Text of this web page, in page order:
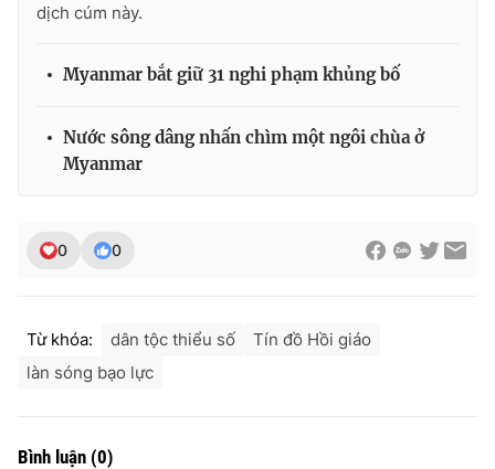
Ðiện thoại Thời báo VTV:
Liên hệ quảng cáo:024-7300.7108
® Cấm sao chép dưới mọi hình thức nếu không có sự chấp
dịch cúm này.
Myanmar bắt giữ 31 nghi phạm khủng bố
Nước sông dâng nhấn chìm một ngôi chùa ở
Myanmar
0 0
Từ khóa: dân tộc thiểu số
Tín đồ Hồi giáo
làn sóng bạo lực
Bình luận (0)